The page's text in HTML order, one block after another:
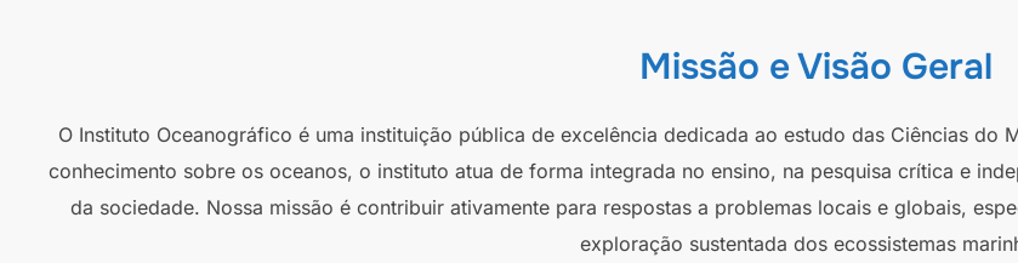
Missão e Visão Geral
O Instituto Oceanográfico é uma instituição pública de excelência dedicada ao estudo das Ciências do
conhecimento sobre os oceanos, o instituto atua de forma integrada no ensino, na pesquisa crítica e
da sociedade. Nossa missão é contribuir ativamente para respostas a problemas locais e globais,
exploração sustentada dos ecossistemas